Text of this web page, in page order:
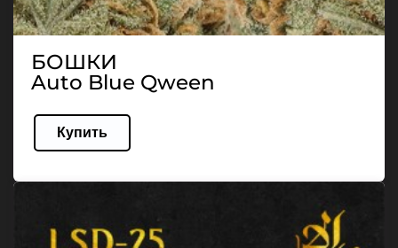
БОШКИ
Auto Blue Qween
Купить